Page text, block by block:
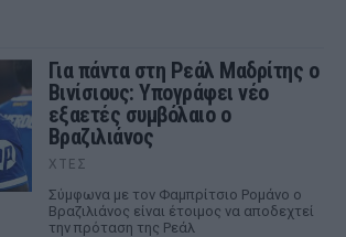
Για πάντα στη Ρεάλ Μαδρίτης ο
Βινίσιους: Υπογράφει νέο
εξαετές συμβόλαιο ο
Βραζιλιάνος
ΧΤΕΣ
Σύμφωνα με τον Φαμπρίτσιο Ρομάνο ο
Βραζιλιάνος είναι έτοιμος να αποδεχτεί
την πρόταση της Ρεάλ